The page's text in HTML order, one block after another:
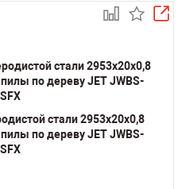
стали 2953х20х0,8
по дереву JET JWBS-